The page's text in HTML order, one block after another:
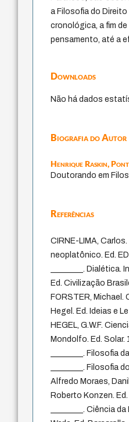
a Filosofia do
cronológica, a fim
pensamento, até a
Downloads
Não há dados
Biografia do Autor
Henrique Raskin,
Doutorando em
Referências
CIRNE-LIMA,
neoplatônico. Ed.
________.
Ed. Civilização
FORSTER, Michael.
Hegel. Ed. Ideias e
HEGEL, G.W.F.
Mondolfo. Ed. Solar.
________. Filosofia
________. Filosofia
Alfredo Moraes,
Roberto Konzen.
________. Ciência